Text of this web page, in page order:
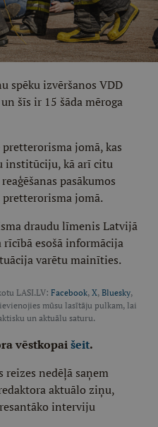
spēku izvēršanos VDD
šīs ir 15 šāda mēroga
jomā, kas
institūciju, kā arī citu
pasākumos
jomā.
draudu līmenis Latvijā
esošā informācija
varētu mainīties.
LASI.LV: Facebook, X, Bluesky,
mūsu lasītāju pulkam, lai
un aktuālu saturu.
vēstkopaišeit.
reizes nedēļā saņem
aktuālo ziņu,
interviju